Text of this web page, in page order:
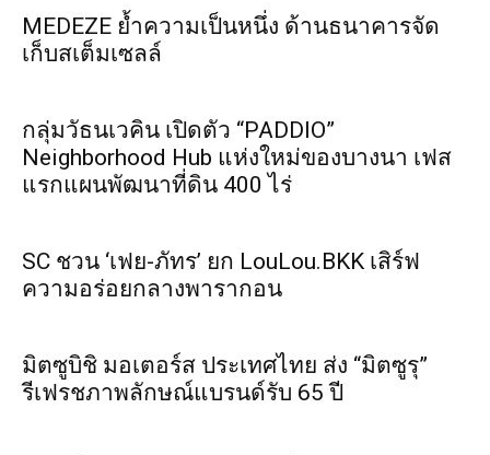
MEDEZE ย้ำความเป็นหนึ่ง ด้านธนาคารจัด
เก็บสเต็มเซลล์
กลุ่มวัธนเวคิน เปิดตัว “PADDIO”
Neighborhood Hub แห่งใหม่ของบางนา เฟส
แรกแผนพัฒนาที่ดิน 400 ไร่
SC ชวน ‘เฟย-ภัทร’ ยก LouLou.BKK เสิร์ฟ
ความอร่อยกลางพารากอน
มิตซูบิชิ มอเตอร์ส ประเทศไทย ส่ง “มิตซูรุ”
รีเฟรชภาพลักษณ์แบรนด์รับ 65 ปี